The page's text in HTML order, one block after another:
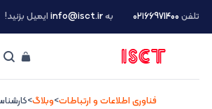
تلفن ۰۲۱66971400 بهinfo@isct.irایمیل بزنید!
فناوری اطلاعات و ارتباطات>وبلاگ>